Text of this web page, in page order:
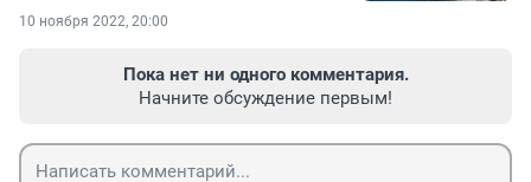
10 ноября 2022, 20:00
Пока нет ни одного комментария.
Начните обсуждение первым!